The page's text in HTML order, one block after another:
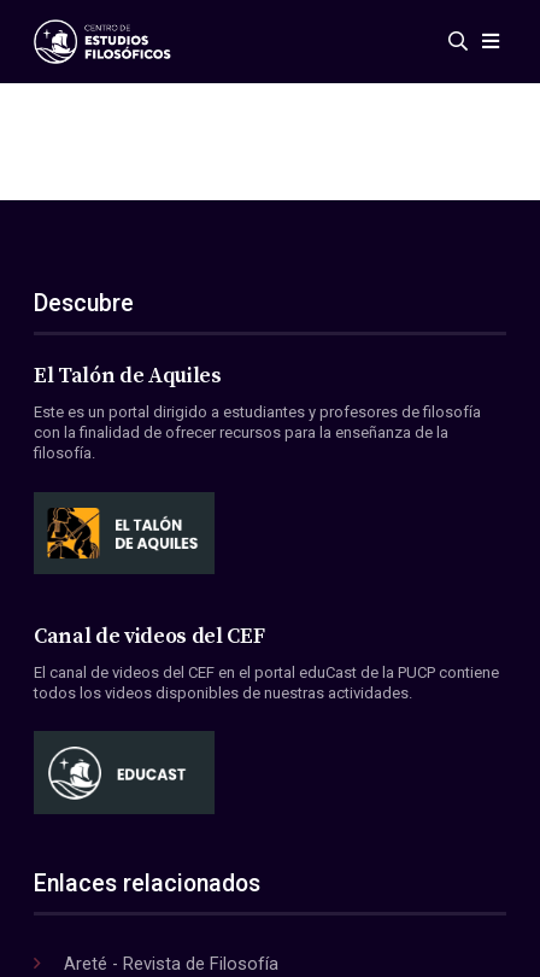
Eventos
ES
EN
Acerca de nosotros
Miembros
Convenios
Descubre
El Talón de Aquiles
Este es un portal dirigido a estudiantes y profesores de filosofía
con la finalidad de ofrecer recursos para la enseñanza de la
filosofía.
Canal de videos del CEF
El canal de videos del CEF en el portal eduCast de la PUCP contiene
todos los videos disponibles de nuestras actividades.
Enlaces relacionados
Areté - Revista de Filosofía